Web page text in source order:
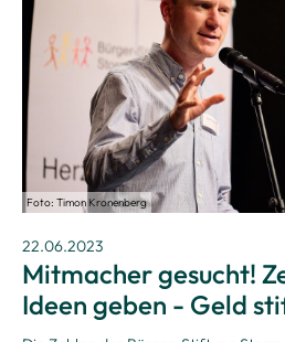
Foto: Timon Kronenberg
22.06.2023
Mitmacher gesucht!
Ideen geben - Geld